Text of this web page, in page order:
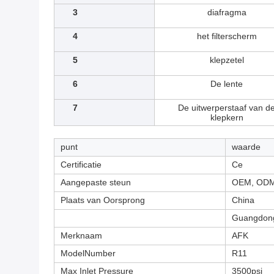
3 diafragma
4 het filterscherm
5 klepzetel
6 De lente
7
De uitwerperstaaf van
klepkern
punt
waarde
Certificatie
Ce
Aangepaste steun
OEM,
Plaats van Oorsprong
China
Merknaam
AFK
ModelNumber
R11
Max Inlet Pressure
3500psi